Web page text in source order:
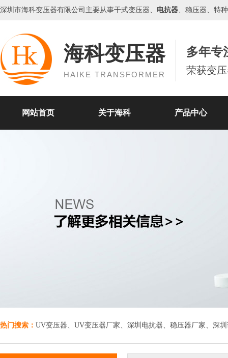
深圳市海科变压器有限公司主要从事干式变压器、 电抗器、 稳压器、特
海科变压器
HAIKE TRANSFORMER
多年专
荣获变
网站首页 关于海科 产品中心
热门搜索： UV变压器、 UV变压器厂家、 深圳电抗器、 稳压器厂家、 深